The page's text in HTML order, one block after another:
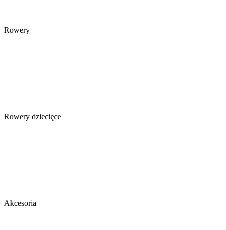
Rowery
Rowery dziecięce
Akcesoria